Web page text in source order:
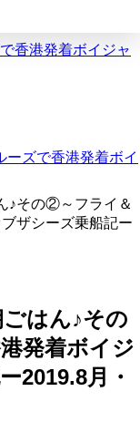
香港発着ボイジャ
ーズで香港発着ボイ
♪その②～フライ＆
ザシーズ乗船記ー
はん♪その
発着ボイジ
2019.8月・